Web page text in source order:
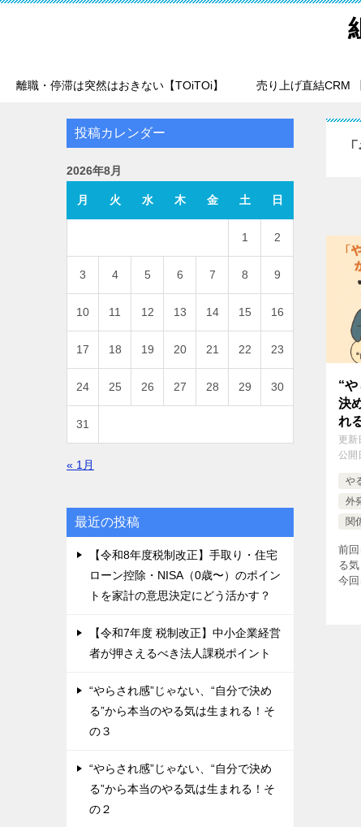
離職・停滞は突然はおきない【TOiTOi】 売り上げ直結CRM
“
決
れ
更新
公開
や
外
関
前
る
今
感
で
投稿カレンダー
2026年8月
月 火 水 木 金 土 日
1 2
3 4 5 6 7 8 9
10 11 12 13 14 15 16
17 18 19 20 21 22 23
24 25 26 27 28 29 30
31
« 1月
最近の投稿
【令和8年度税制改正】手取り・住宅
ローン控除・NISA（0歳〜）のポイン
トを家計の意思決定にどう活かす？
【令和7年度 税制改正】中小企業経営
者が押さえるべき法人課税ポイント
“やらされ感”じゃない、“自分で決め
る”から本当のやる気は生まれる！そ
の３
“やらされ感”じゃない、“自分で決め
る”から本当のやる気は生まれる！そ
の２